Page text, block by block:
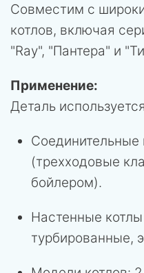
Совместим с
котлов, включая
"Ray", "Пантера" и
Применение:
Деталь
Соединительные
(трехходовые
бойлером).
Настенные
турбированные,